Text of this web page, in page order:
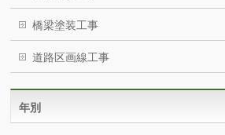
橋梁塗装工事
道路区画線工事
年別